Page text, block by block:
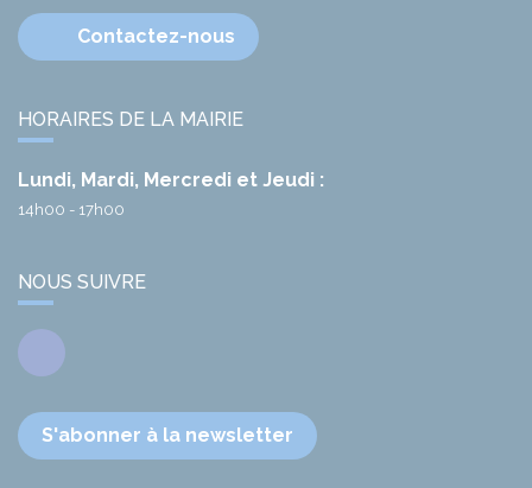
Contactez-nous
HORAIRES DE LA MAIRIE
Lundi, Mardi, Mercredi et Jeudi :
14h00 - 17h00
NOUS SUIVRE
Facebook
S'abonner à la newsletter